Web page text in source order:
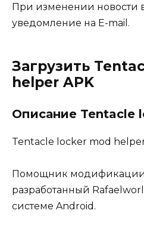
При изменении новости
уведомление на E-mail.
Загрузить
helper APK
Описание Tentacle
Tentacle locker mod
Помощник модификации
разработанный
системе Android.